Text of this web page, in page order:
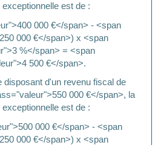
est de :
000 €</span> - <span
000 €</span>) x <span
%</span> = <span
500 €</span>.
disposant d'un revenu fiscal de
000 €</span>, la
est de :
000 €</span> - <span
000 €</span>) x <span